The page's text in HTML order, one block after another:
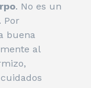
. No es un
Por
buena
al